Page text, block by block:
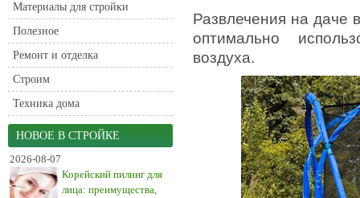
Материалы для стройки
Полезное
Ремонт и отделка
Строим
Техника дома
НОВОЕ В СТРОЙКЕ
2026-08-07
Корейский пилинг для
лица: преимущества,
Развлечения на даче
оптимально
воздуха.